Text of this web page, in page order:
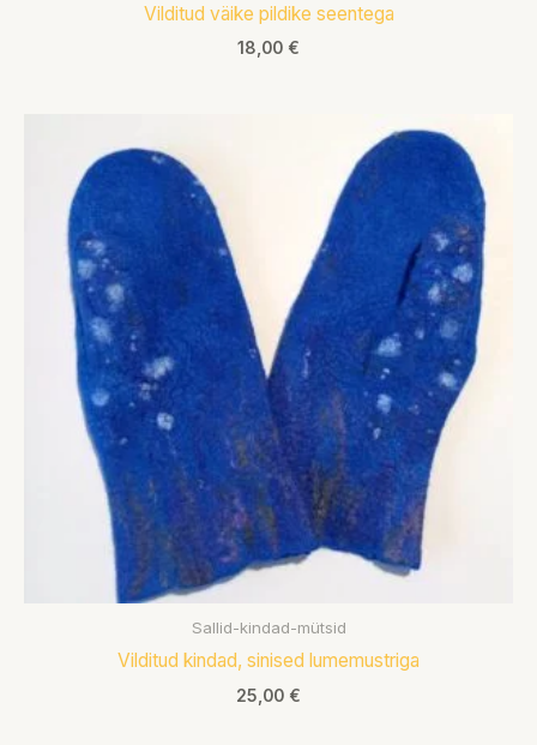
Vilditud väike pildike seentega
18,00 €
Sallid-kindad-mütsid
Vilditud kindad, sinised lumemustriga
25,00 €